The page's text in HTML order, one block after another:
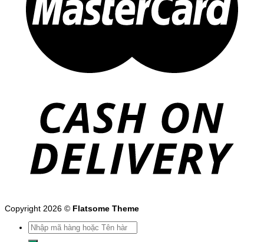
Copyright 2026 © Flatsome Theme
Tìm
kiếm: